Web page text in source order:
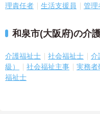
理責任者
生活支援員 管理
和泉市(大阪府)の介
介護福祉士 社会福祉士
介
級）
社会福祉主事 実務者
福祉士